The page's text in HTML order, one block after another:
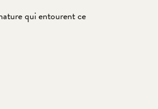
qui entourent ce